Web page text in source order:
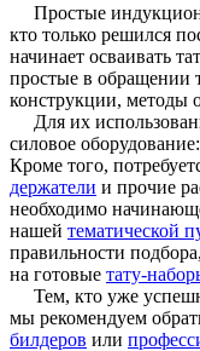
Простые
кто только решился
начинает осваивать
простые в обращении
конструкции, методы
Для их
силовое оборудование:
Кроме того,
держатели и прочие
необходимо
нашей тематической
правильности
на готовые тату-
Тем, кто уже
мы рекомендуем
билдеров или